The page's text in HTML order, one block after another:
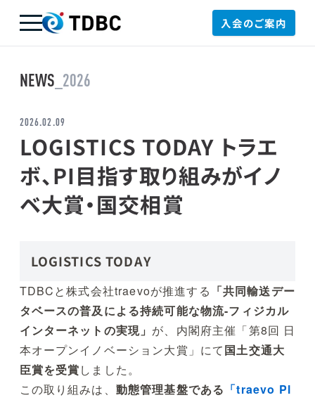
TDBC 入会のご案内
NEWS _2026
2026.02.09
LOGISTICS TODAY トラエ
ボ、PI目指す取り組みがイノ
ベ大賞・国交相賞
LOGISTICS TODAY
TDBCと株式会社traevoが推進する 「共同輸送デー
タベースの普及による持続可能な物流-フィジカル
インターネットの実現」 が、内閣府主催「第8回 日
本オープンイノベーション大賞」にて国土交通大
臣賞を受賞しました。
この取り組みは、 動態管理基盤である 「traevo Pl